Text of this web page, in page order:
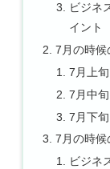
ビジネ
イント
7月の時候
7月上
7月中
7月下
7月の時候
ビジネ